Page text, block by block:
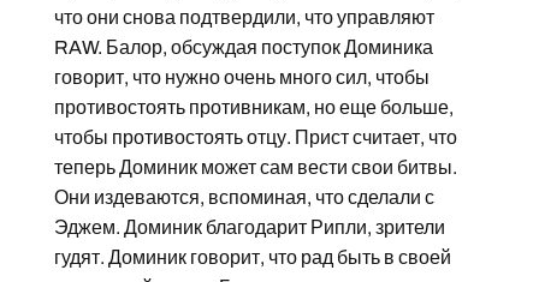
что они снова подтвердили, что управляют
RAW. Балор, обсуждая поступок Доминика
говорит, что нужно очень много сил, чтобы
противостоять противникам, но еще больше,
чтобы противостоять отцу. Прист считает, что
теперь Доминик может сам вести свои битвы.
Они издеваются, вспоминая, что сделали с
Эджем. Доминик благодарит Рипли, зрители
гудят. Доминик говорит, что рад быть в своей